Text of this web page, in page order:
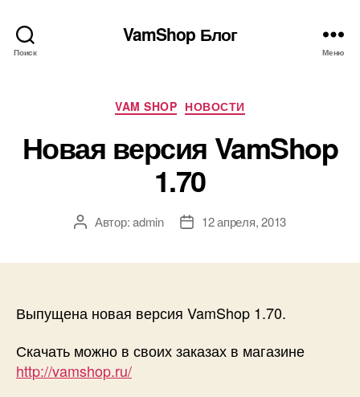
Поиск
VamShop Блог
Меню
Рубрики
VAM SHOP НОВОСТИ
Новая версия VamShop
1.70
АвторАвтор:admin
Дата12 апреля, 2013
Выпущена новая версия VamShop 1.70.
Скачать можно в своих заказах в магазине
http://vamshop.ru/